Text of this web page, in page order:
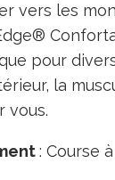
vers les
pour
la
vous.
: Course